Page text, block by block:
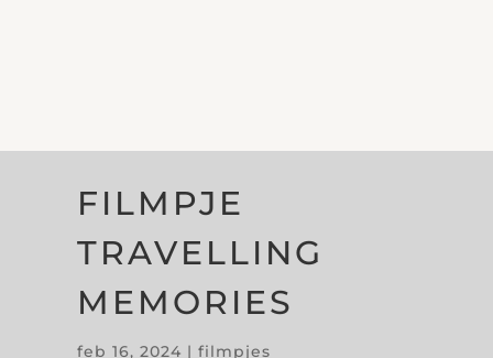
FILMPJE
TRAVELLING
MEMORIES
feb 16, 2024 | filmpjes